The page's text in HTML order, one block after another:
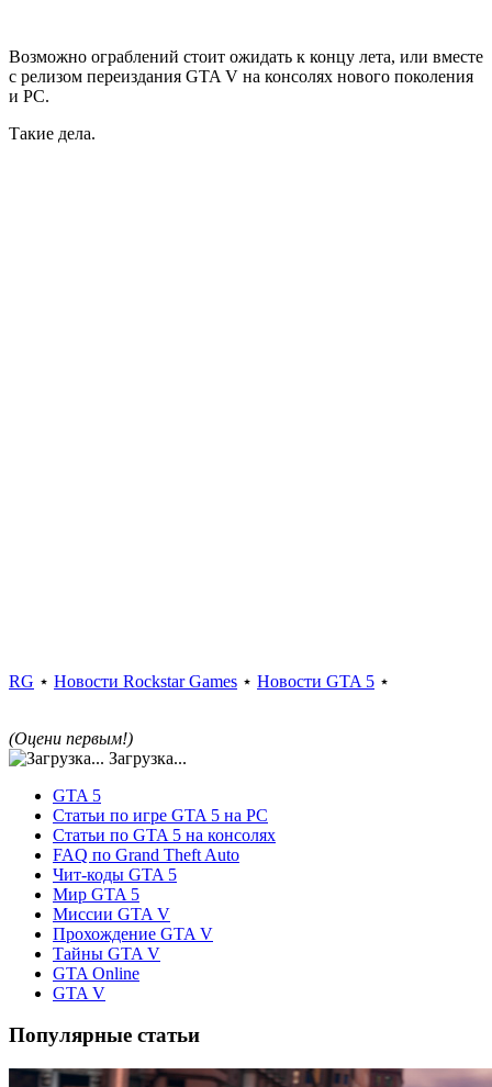
Возможно ограблений стоит ожидать к концу лета, или вместе
с релизом переиздания GTA V на консолях нового поколения
и PC.
Такие дела.
RG ⋆ Новости Rockstar Games ⋆ Новости GTA 5 ⋆
(Оцени первым!)
Загрузка...
GTA 5
Статьи по игре GTA 5 на PC
Статьи по GTA 5 на консолях
FAQ по Grand Theft Auto
Чит-коды GTA 5
Мир GTA 5
Миссии GTA V
Прохождение GTA V
Тайны GTA V
GTA Online
GTA V
Популярные статьи